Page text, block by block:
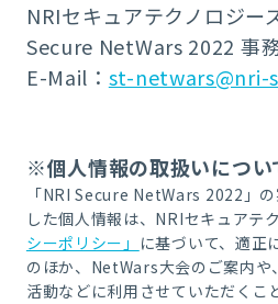
NRIセキュアテクノロジ
Secure NetWars 2022 事
E-Mail： st-netwars@nri-
※個人情報の取扱いについ
「NRI Secure NetWars 2022」
した個人情報は、NRIセキュアテ
シーポリシー」 に基づいて、適正
のほか、NetWars大会のご案内や
活動などに利用させていただくこ